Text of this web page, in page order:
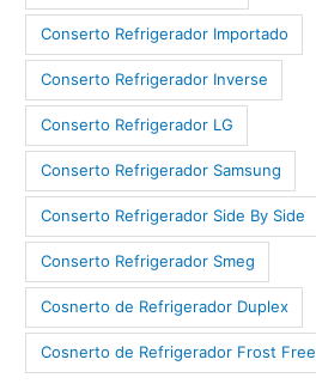
Conserto Refrigerador Importado
Conserto Refrigerador Inverse
Conserto Refrigerador LG
Conserto Refrigerador Samsung
Conserto Refrigerador Side By Side
Conserto Refrigerador Smeg
Cosnerto de Refrigerador Duplex
Cosnerto de Refrigerador Frost Free